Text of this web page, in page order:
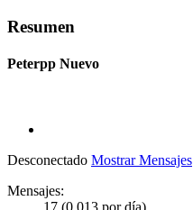
Resumen
Peterpp Nuevo
Desconectado Mostrar Mensajes
Mensajes: